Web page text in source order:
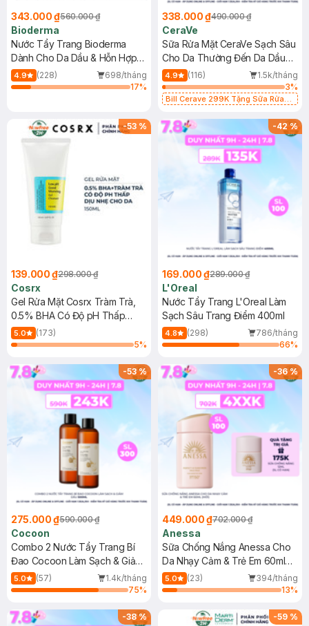
343.000 ₫560.000 ₫
Bioderma
Nước Tẩy Trang Bioderma
Dành Cho Da Dầu & Hỗn Hợp
500ml
4.9 (228)
698/tháng
17%
338.000 ₫490.000 ₫
CeraVe
Sữa Rửa Mặt CeraVe Sạch Sâu
Cho Da Thường Đến Da Dầu
473ml
4.9 (116)
1.5k/tháng
3%
Bill Cerave 299K Tặng Sữa Rửa
-53 %
139.000 ₫298.000 ₫
Cosrx
Gel Rửa Mặt Cosrx Tràm Trà,
0.5% BHA Có Độ pH Thấp
150ml
5.0
(173)
5%
-42%
169.000 ₫289.000 ₫
L'Oreal
Nước Tẩy Trang L'Oreal Làm
Sạch Sâu Trang Điểm 400ml
4.8 (298)
786/tháng
66%
-53%
275.000 ₫590.000 ₫
Cocoon
Combo 2 Nước Tẩy Trang Bí
Đao Cocoon Làm Sạch & Giảm
Dầu 500ml
5.0 (57)
1.4k/tháng
75%
-36%
449.000 ₫702.000 ₫
Anessa
Sữa Chống Nắng Anessa Cho
Da Nhạy Cảm & Trẻ Em 60ml
(Mới)
5.0 (23)
394/tháng
13%
-38% -59 %